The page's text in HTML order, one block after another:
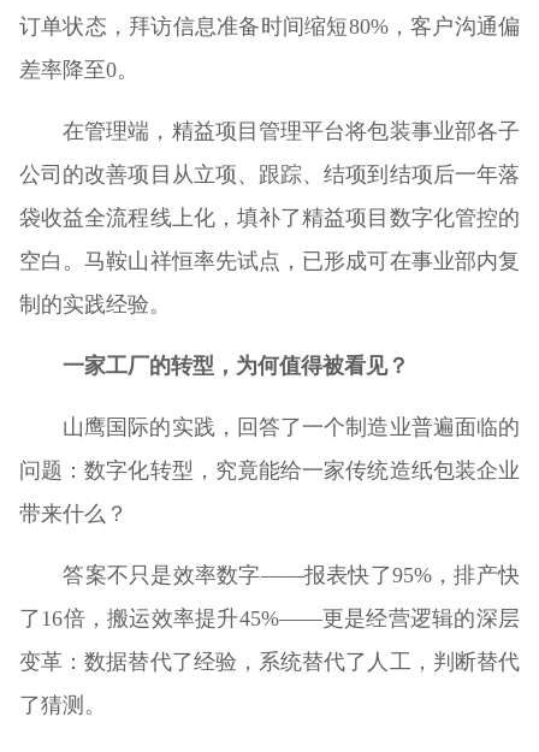
订单状态，拜访信息准备时间缩短80%，客户沟通偏
差率降至0。
在管理端，精益项目管理平台将包装事业部各子
公司的改善项目从立项、跟踪、结项到结项后一年落
袋收益全流程线上化，填补了精益项目数字化管控的
空白。马鞍山祥恒率先试点，已形成可在事业部内复
制的实践经验。
一家工厂的转型，为何值得被看见？
山鹰国际的实践，回答了一个制造业普遍面临的
问题：数字化转型，究竟能给一家传统造纸包装企业
带来什么？
答案不只是效率数字——报表快了95%，排产快
了16倍，搬运效率提升45%——更是经营逻辑的深层
变革：数据替代了经验，系统替代了人工，判断替代
了猜测。